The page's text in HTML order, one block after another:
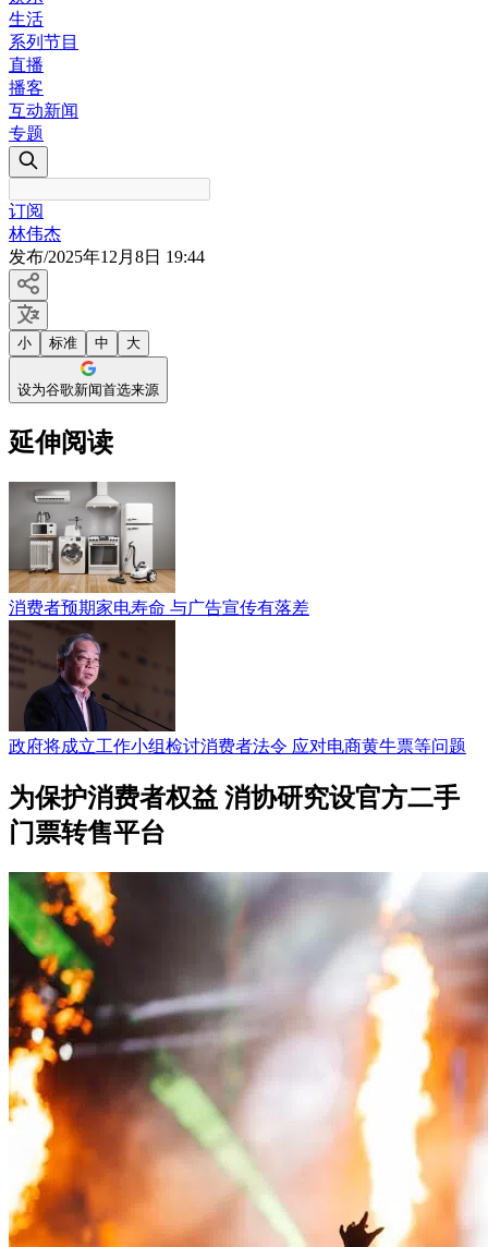
生活
系列节目
直播
播客
互动新闻
专题
订阅
林伟杰
发布/2025年12月8日 19:44
小 标准 中 大
设为谷歌新闻首选来源
延伸阅读
消费者预期家电寿命 与广告宣传有落差
政府将成立工作小组检讨消费者法令 应对电商黄牛票等问题
为保护消费者权益 消协研究设官方二手
门票转售平台